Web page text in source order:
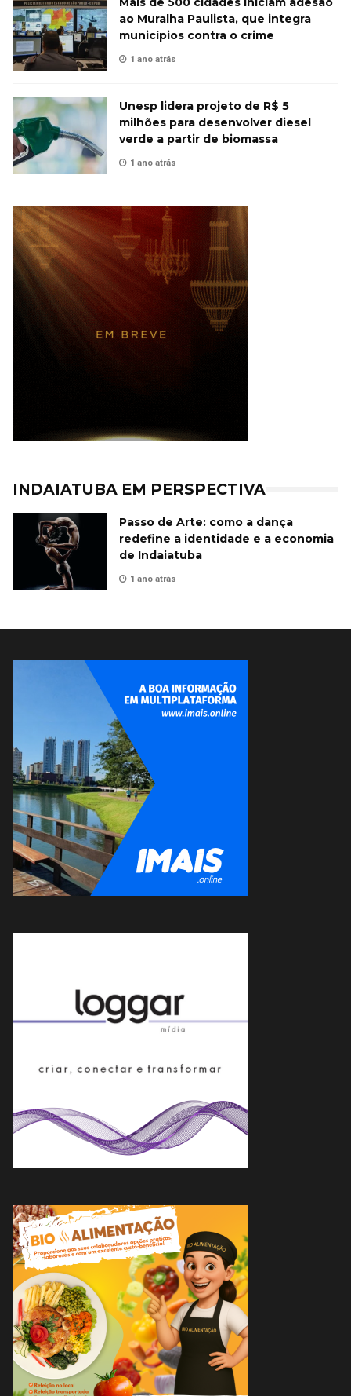
ao Muralha Paulista, que integra
municípios contra o crime
1 ano atrás
Unesp lidera projeto de R$ 5
milhões para desenvolver diesel
verde a partir de biomassa
1 ano atrás
INDAIATUBA EM PERSPECTIVA
Passo de Arte: como a dança
redefine a identidade e a economia
de Indaiatuba
1 ano atrás